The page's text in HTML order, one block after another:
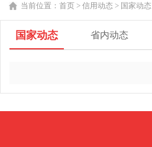
当前位置： 首页 > 信用动态 > 国家动态
国家动态 省内动态